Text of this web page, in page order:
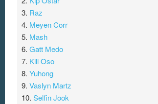
3. Raz
4. Meyen Corr
5. Mash
6.Gatt Medo
7. Kili Oso
8.Yuhong
9.Vaslyn Martz
10.Selfin Jook